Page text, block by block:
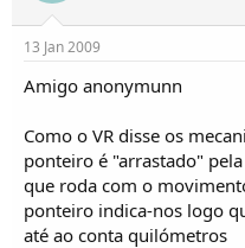
13 Jan 2009
Amigo anonymunn
Como o VR disse os
ponteiro é "arrastado"
que roda com o
ponteiro indica-nos logo
até ao conta quilómetros